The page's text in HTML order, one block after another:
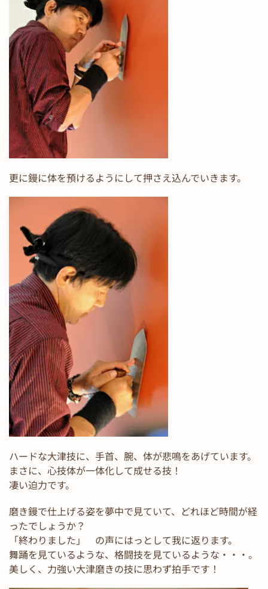
更に鏝に体を預けるようにして押さえ込んでいきます。
ハードな大津技に、手首、腕、体が悲鳴をあげています。
まさに、心技体が一体化して成せる技！
凄い迫力です。
磨き鏝で仕上げる姿を夢中で見ていて、どれほど時間が経
ったでしょうか？
「終わりました」 の声にはっとして我に返ります。
舞踊を見ているような、格闘技を見ているような・・・。
美しく、力強い大津磨きの技に思わず拍手です！